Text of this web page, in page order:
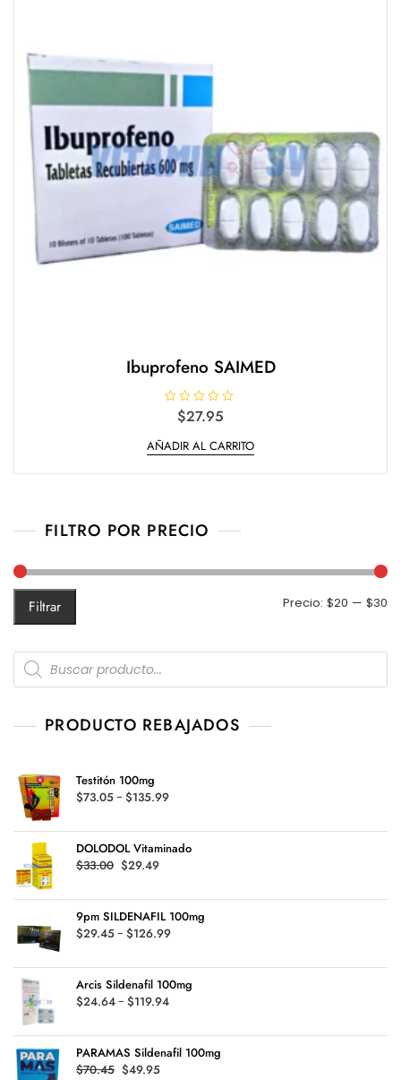
Ibuprofeno SAIMED
o
r
d
d
$27.95
AÑADIR AL CARRITO
FILTRO POR PRECIO
Filtrar Precio: $20 — $30
Products
search
PRODUCTO REBAJADOS
Testitón 100mg
$73.05- $135.99Rango
precios:
desde
$135.99
DOLODOL Vitaminado
$33.00 Original
was:
$33.00.
$29.49
is:
$29.49.
9pm SILDENAFIL 100mg
$29.45- $126.99Rango
precios:
desde
$126.99
Arcis Sildenafil 100mg
$24.64- $119.94Rango
precios:
desde
PARAMAS Sildenafil 100mg
$70.45 Original
$49.95